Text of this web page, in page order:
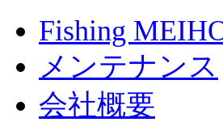
Fishing
メンテナンス
会社概要